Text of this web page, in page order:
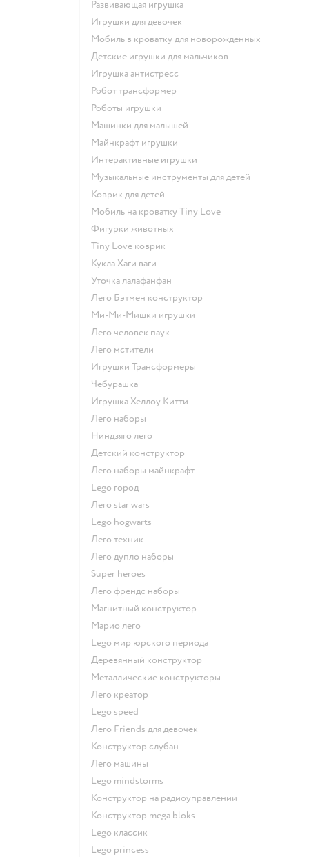
Развивающая игрушка
Игрушки для девочек
Мобиль в кроватку для новорожденных
Детские игрушки для мальчиков
Игрушка антистресс
Робот трансформер
Роботы игрушки
Машинки для малышей
Майнкрафт игрушки
Интерактивные игрушки
Музыкальные инструменты для детей
Коврик для детей
Мобиль на кроватку Tiny Love
Фигурки животных
Tiny Love коврик
Кукла Хаги ваги
Уточка лалафанфан
Лего Бэтмен конструктор
Ми-Ми-Мишки игрушки
Лего человек паук
Лего мстители
Игрушки Трансформеры
Чебурашка
Игрушка Хеллоу Китти
Лего наборы
Ниндзяго лего
Детский конструктор
Лего наборы майнкрафт
Lego город
Лего star wars
Lego hogwarts
Лего техник
Лего дупло наборы
Super heroes
Лего френдс наборы
Магнитный конструктор
Марио лего
Lego мир юрского периода
Деревянный конструктор
Металлические конструкторы
Лего креатор
Lego speed
Лего Friends для девочек
Конструктор слубан
Лего машины
Lego mindstorms
Конструктор на радиоуправлении
Конструктор mega bloks
Lego классик
Lego princess